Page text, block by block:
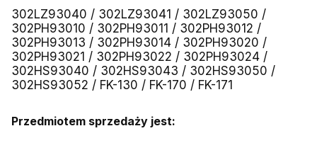
302LZ93040 / 302LZ93041 / 302LZ93050 /
302PH93010 / 302PH93011 / 302PH93012 /
302PH93013 / 302PH93014 / 302PH93020 /
302PH93021 / 302PH93022 / 302PH93024 /
302HS93040 / 302HS93043 / 302HS93050 /
302HS93052 / FK-130 / FK-170 / FK-171
Przedmiotem sprzedaży jest: